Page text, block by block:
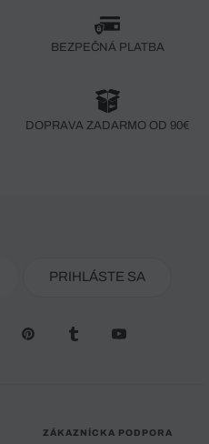
BEZPEČNÁ PLATBA
DOPRAVA ZADARMO OD 90€
PRIHLÁSTE SA
ZÁKAZNÍCKA PODPORA